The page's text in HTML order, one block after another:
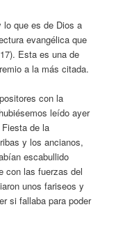
lo que es de Dios a
evangélica que
Esta es una de
a la más citada.
con la
leído ayer
de la
y los ancianos,
escabullido
con las fuerzas del
unos fariseos y
si fallaba para poder